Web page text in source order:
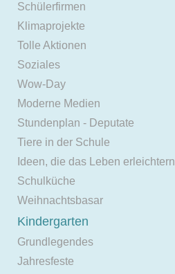
Schülerfirmen
Klimaprojekte
Tolle Aktionen
Soziales
Wow-Day
Moderne Medien
Stundenplan - Deputate
Tiere in der Schule
Ideen, die das Leben erleichtern
Schulküche
Weihnachtsbasar
Kindergarten
Grundlegendes
Jahresfeste